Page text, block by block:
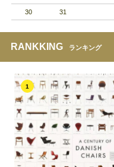
30 31
RANKKING ランキング
1